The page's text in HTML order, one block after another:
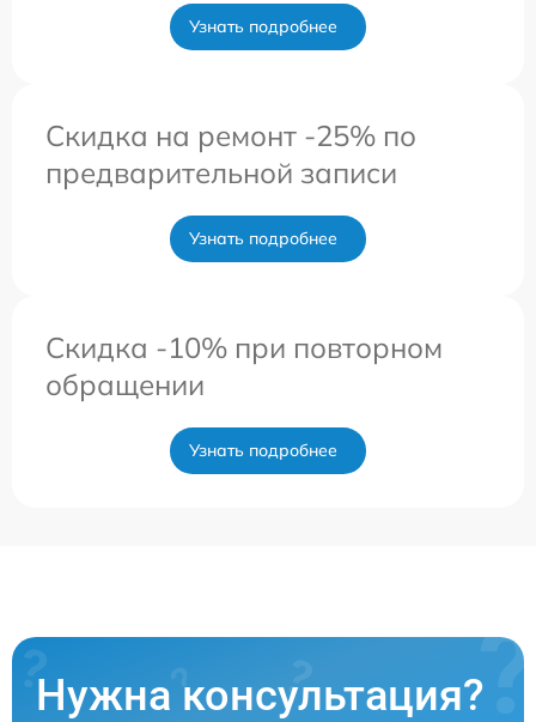
Узнать подробнее
Скидка на ремонт -25% по
предварительной записи
Узнать подробнее
Скидка -10% при повторном
обращении
Узнать подробнее
Нужна консультация?